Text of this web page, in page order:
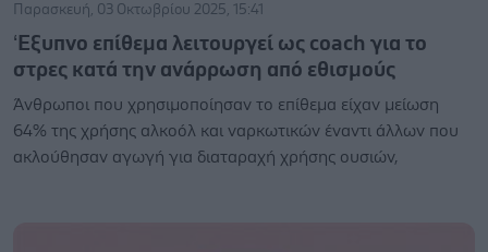
Παρασκευή, 03 Οκτωβρίου 2025, 15:41
‘Εξυπνο επίθεμα λειτουργεί ως coach για το
στρες κατά την ανάρρωση από εθισμούς
Άνθρωποι που χρησιμοποίησαν το επίθεμα είχαν μείωση
64% της χρήσης αλκοόλ και ναρκωτικών έναντι άλλων που
ακλούθησαν αγωγή για διαταραχή χρήσης ουσιών,